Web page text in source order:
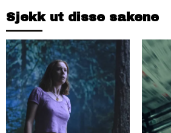
Sjekk ut disse sakene